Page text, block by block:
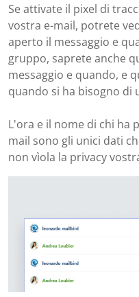
Se attivate il pixel di
vostra e-mail, potrete
aperto il messaggio e
gruppo, saprete anche
messaggio e quando, e
quando si ha bisogno di
L'ora e il nome di chi ha
mail sono gli unici dati
non vìola la privacy